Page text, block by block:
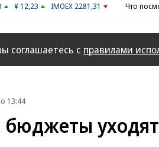
¥ 12,23 IMOEX 2281,31 Что
соглашаетесь с правилами
13:44